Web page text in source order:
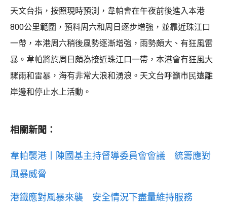
天文台指，按照現時預測，韋帕會在午夜前後進入本港
800公里範圍，預料周六和周日逐步增強，並靠近珠江口
一帶，本港周六稍後風勢逐漸增強，雨勢頗大、有狂風雷
暴。韋帕將於周日頗為接近珠江口一帶，本港會有狂風大
驟雨和雷暴，海有非常大浪和湧浪。天文台呼籲市民遠離
岸邊和停止水上活動。
相關新聞：
韋帕襲港丨陳國基主持督導委員會會議 統籌應對
風暴威脅
港鐵應對風暴來襲 安全情況下盡量維持服務